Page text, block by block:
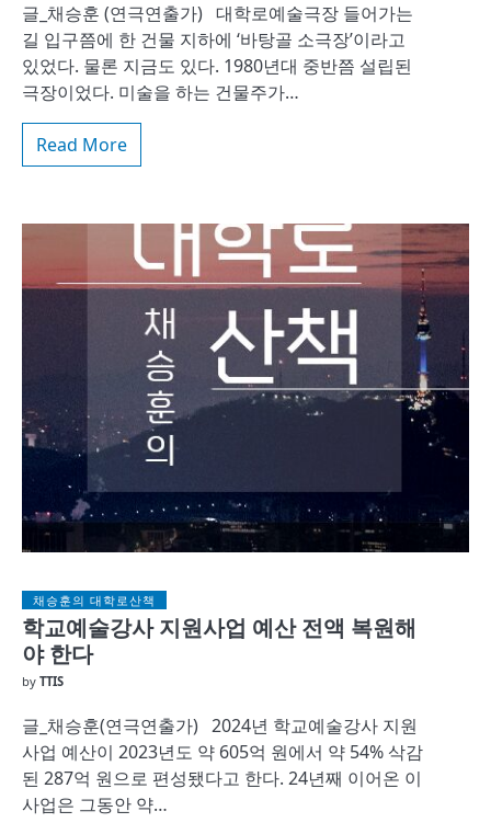
글_채승훈 (연극연출가) 대학로예술극장 들어가는
길 입구쯤에 한 건물 지하에 ‘바탕골 소극장’이라고
있었다. 물론 지금도 있다. 1980년대 중반쯤 설립된
극장이었다. 미술을 하는 건물주가…
Read More
채승훈의 대학로산책
학교예술강사 지원사업 예산 전액 복원해
야 한다
by TTIS
글_채승훈(연극연출가) 2024년 학교예술강사 지원
사업 예산이 2023년도 약 605억 원에서 약 54% 삭감
된 287억 원으로 편성됐다고 한다. 24년째 이어온 이
사업은 그동안 약…